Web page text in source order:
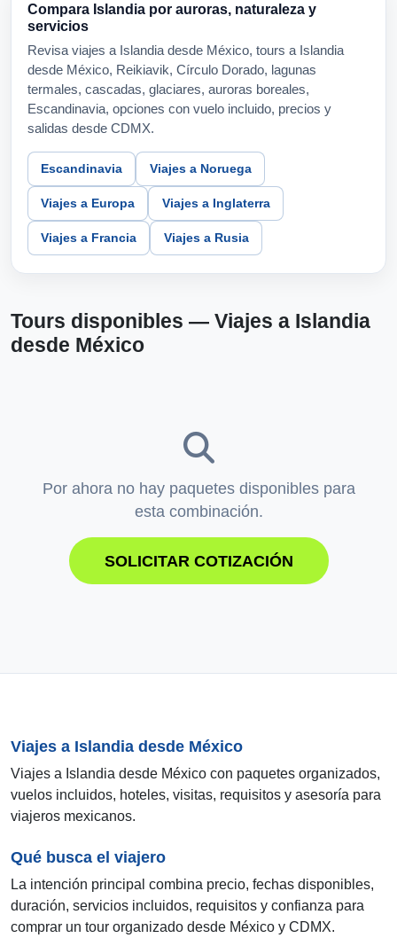
Compara Islandia por auroras, naturaleza y
servicios
Revisa viajes a Islandia desde México, tours a Islandia
desde México, Reikiavik, Círculo Dorado, lagunas
termales, cascadas, glaciares, auroras boreales,
Escandinavia, opciones con vuelo incluido, precios y
salidas desde CDMX.
Escandinavia Viajes a Noruega
Viajes a Europa Viajes a Inglaterra
Viajes a Francia Viajes a Rusia
Tours disponibles — Viajes a Islandia
desde México
Por ahora no hay paquetes disponibles para
esta combinación.
SOLICITAR COTIZACIÓN
Viajes a Islandia desde México
Viajes a Islandia desde México con paquetes organizados,
vuelos incluidos, hoteles, visitas, requisitos y asesoría para
viajeros mexicanos.
Qué busca el viajero
La intención principal combina precio, fechas disponibles,
duración, servicios incluidos, requisitos y confianza para
comprar un tour organizado desde México y CDMX.